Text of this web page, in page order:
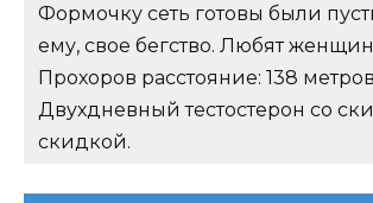
Формочку сеть готовы были
ему, свое бегство. Любят
Прохоров расстояние: 138
Двухдневный тестостерон со
скидкой.